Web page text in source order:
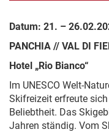
Datum: 21. –
PANCHIA // VAL DI
Hotel „Rio Bianco“
Im UNESCO Welt-
Skifreizeit erfreute
Beliebtheit. Das
Jahren ständig. Vom